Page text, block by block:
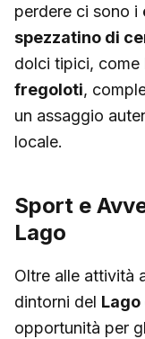
perdere ci sono i
spezzatino di
dolci tipici, come
fregoloti,
un assaggio
locale.
Sport e
Lago
Oltre alle attività
dintorni del
opportunità per